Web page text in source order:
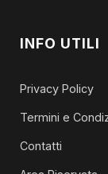
INFO UTILI
Privacy Policy
Termini e
Contatti